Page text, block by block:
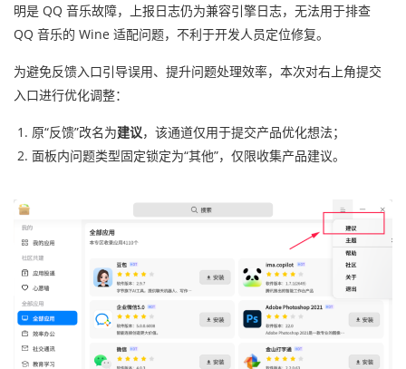
明是 QQ 音乐故障，上报日志仍为兼容引擎日志，无法用于排查
QQ 音乐的 Wine 适配问题，不利于开发人员定位修复。
为避免反馈入口引导误用、提升问题处理效率，本次对右上角提交
入口进行优化调整：
原“反馈”改名为建议，该通道仅用于提交产品优化想法；
面板内问题类型固定锁定为“其他”，仅限收集产品建议。